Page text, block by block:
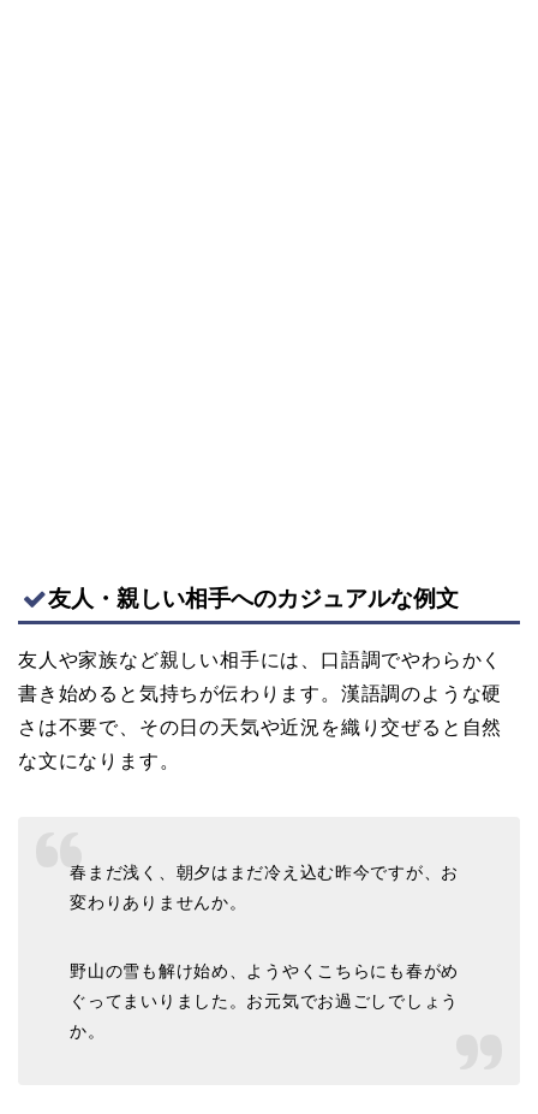
友人・親しい相手へのカジュアルな例文
友人や家族など親しい相手には、口語調でやわらかく
書き始めると気持ちが伝わります。漢語調のような硬
さは不要で、その日の天気や近況を織り交ぜると自然
な文になります。
春まだ浅く、朝夕はまだ冷え込む昨今ですが、お
変わりありませんか。
野山の雪も解け始め、ようやくこちらにも春がめ
ぐってまいりました。お元気でお過ごしでしょう
か。